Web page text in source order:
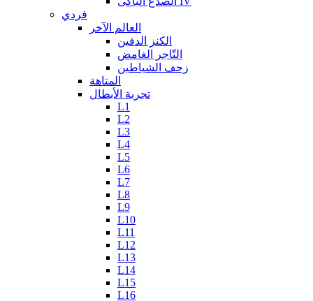
فردي
العالم الآخر
الكنز الدفين
التّاجر الغامض
زحف الشياطين
المتاهة
تجربة الأبطال
L1
L2
L3
L4
L5
L6
L7
L8
L9
L10
L11
L12
L13
L14
L15
L16